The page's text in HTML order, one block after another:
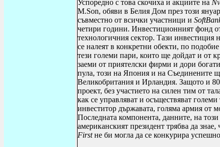
Успоредно с това скочиха и акциите на
M.Son, обяви в Белия Дом през този
съвместно от всички участници и
четири години. Инвестиционният фонд
технологичния сектор. Тази инвестиция
се налеят в конкретни обекти, по
тези големи пари, които ще дойдат и от
заеми от приятелски фирми и дори
пула, този на Япония и на Съединените
Великобритания и Ирландия. Защото и
проект, без участието на силен тим от
как се управляват и осъществяват
инвеститор държавата, голяма армия от
Последната компонента, данните, на
американският президент трябва да
Firstне би могла да се конкурира